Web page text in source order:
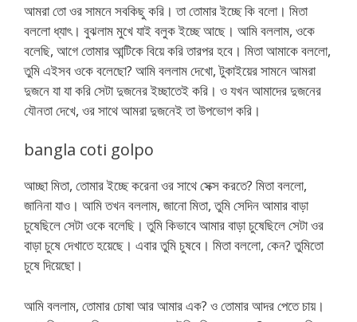
আমরা তো ওর সামনে সবকিছু করি। তা তোমার ইচ্ছে কি বলো। মিতা
বললো ধ্যাৎ। বুঝলাম মুখে যাই বলুক ইচ্ছে আছে। আমি বললাম, ওকে
বলেছি, আগে তোমার আন্টিকে বিয়ে করি তারপর হবে। মিতা আমাকে বললো,
তুমি এইসব ওকে বলেছো? আমি বললাম দেখো, টুকাইয়ের সামনে আমরা
দুজনে যা যা করি সেটা দুজনের ইচ্ছাতেই করি। ও যখন আমাদের দুজনের
যৌনতা দেখে, ওর সাথে আমরা দুজনেই তা উপভোগ করি।
bangla coti golpo
আচ্ছা মিতা, তোমার ইচ্ছে করেনা ওর সাথে সেক্স করতে? মিতা বললো,
জানিনা যাও। আমি তখন বললাম, জানো মিতা, তুমি সেদিন আমার বাড়া
চুষেছিলে সেটা ওকে বলেছি। তুমি কিভাবে আমার বাড়া চুষেছিলে সেটা ওর
বাড়া চুষে দেখাতে হয়েছে। এবার তুমি চুষবে। মিতা বললো, কেন? তুমিতো
চুষে দিয়েছো।
আমি বললাম, তোমার চোষা আর আমার এক? ও তোমার আদর পেতে চায়।